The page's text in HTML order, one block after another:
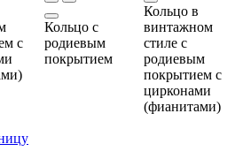
с
Кольцо с
родиевым
покрытием
Кольцо в
винтажном
стиле с
родиевым
покрытием с
цирконами
(фианитами)